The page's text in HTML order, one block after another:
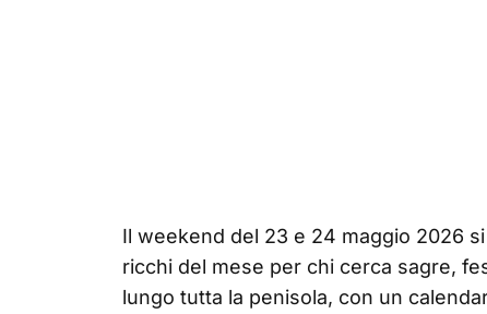
Il weekend del 23 e 24 maggio 2026
ricchi del mese per chi cerca sagre,
lungo tutta la penisola, con un